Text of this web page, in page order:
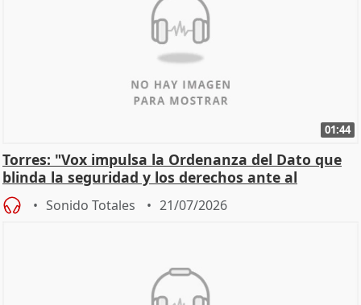
01:44
Torres: "Vox impulsa la Ordenanza del Dato que
blinda la seguridad y los derechos ante al
control"
Sonido Totales 21/07/2026